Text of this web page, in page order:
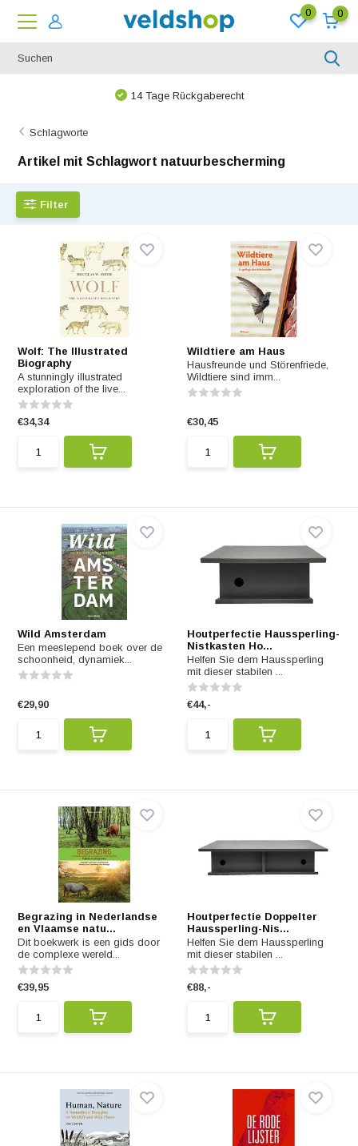
0 0
Bei uns ist nichts unmöglich!
Schlagworte
Artikel mit Schlagwort natuurbescherming
Filter
Wolf: The Illustrated
Biography
A stunningly illustrated
exploration of the live...
€34,34
Wildtiere am Haus
Hausfreunde und Störenfriede,
Wildtiere sind imm...
€30,45
Wild Amsterdam
Een meeslepend boek over de
schoonheid, dynamiek...
€29,90
Houtperfectie Haussperling-
Nistkasten Ho...
Helfen Sie dem Haussperling
mit dieser stabilen ...
€44,-
Begrazing in Nederlandse
en Vlaamse natu...
Dit boekwerk is een gids door
de complexe wereld...
€39,95
Houtperfectie Doppelter
Haussperling-Nis...
Helfen Sie dem Haussperling
mit dieser stabilen ...
€88,-